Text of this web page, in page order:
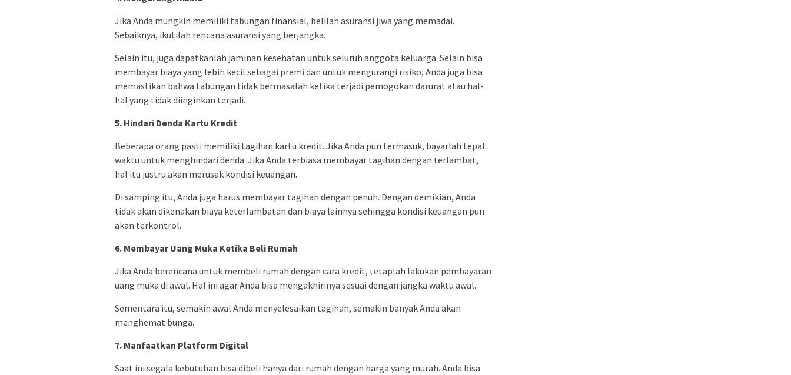
Jika Anda mungkin memiliki tabungan finansial, belilah asuransi jiwa yang memadai.
Sebaiknya, ikutilah rencana asuransi yang berjangka.
Selain itu, juga dapatkanlah jaminan kesehatan untuk seluruh anggota keluarga. Selain bisa
membayar biaya yang lebih kecil sebagai premi dan untuk mengurangi risiko, Anda juga bisa
memastikan bahwa tabungan tidak bermasalah ketika terjadi pemogokan darurat atau hal-
hal yang tidak diinginkan terjadi.
5. Hindari Denda Kartu Kredit
Beberapa orang pasti memiliki tagihan kartu kredit. Jika Anda pun termasuk, bayarlah tepat
waktu untuk menghindari denda. Jika Anda terbiasa membayar tagihan dengan terlambat,
hal itu justru akan merusak kondisi keuangan.
Di samping itu, Anda juga harus membayar tagihan dengan penuh. Dengan demikian, Anda
tidak akan dikenakan biaya keterlambatan dan biaya lainnya sehingga kondisi keuangan pun
akan terkontrol.
6. Membayar Uang Muka Ketika Beli Rumah
Jika Anda berencana untuk membeli rumah dengan cara kredit, tetaplah lakukan pembayaran
uang muka di awal. Hal ini agar Anda bisa mengakhirinya sesuai dengan jangka waktu awal.
Sementara itu, semakin awal Anda menyelesaikan tagihan, semakin banyak Anda akan
menghemat bunga.
7. Manfaatkan Platform Digital
Saat ini segala kebutuhan bisa dibeli hanya dari rumah dengan harga yang murah. Anda bisa